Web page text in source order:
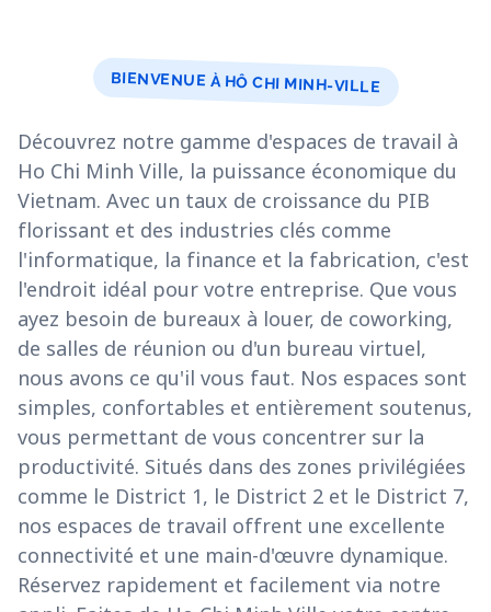
BIENVENUE À HÔ CHI MINH-VILLE
Découvrez notre gamme d'espaces de travail à
Ho Chi Minh Ville, la puissance économique du
Vietnam. Avec un taux de croissance du PIB
florissant et des industries clés comme
l'informatique, la finance et la fabrication, c'est
l'endroit idéal pour votre entreprise. Que vous
ayez besoin de bureaux à louer, de coworking,
de salles de réunion ou d'un bureau virtuel,
nous avons ce qu'il vous faut. Nos espaces sont
simples, confortables et entièrement soutenus,
vous permettant de vous concentrer sur la
productivité. Situés dans des zones privilégiées
comme le District 1, le District 2 et le District 7,
nos espaces de travail offrent une excellente
connectivité et une main-d'œuvre dynamique.
Réservez rapidement et facilement via notre